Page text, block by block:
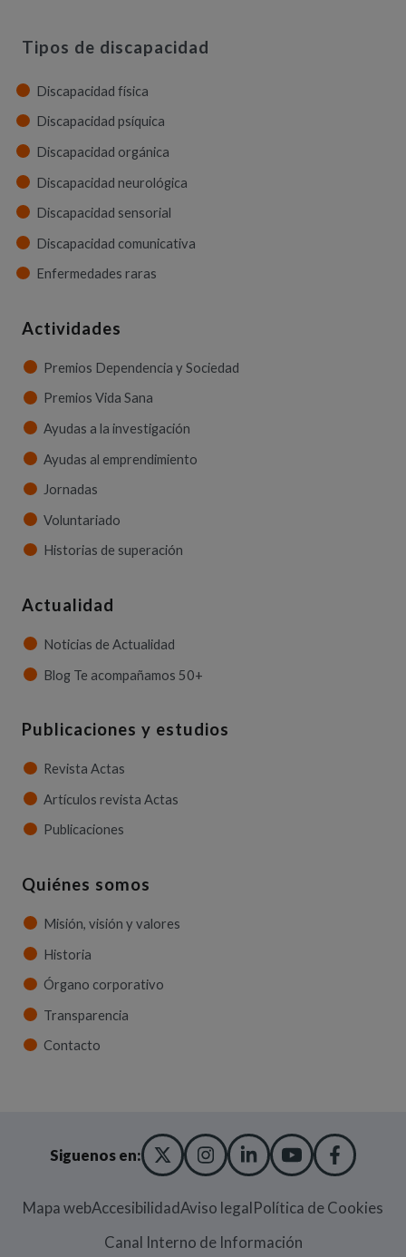
Tipos de discapacidad
Discapacidad física
Discapacidad psíquica
Discapacidad orgánica
Discapacidad neurológica
Discapacidad sensorial
Discapacidad comunicativa
Enfermedades raras
Actividades
Premios Dependencia y Sociedad
Premios Vida Sana
Ayudas a la investigación
Ayudas al emprendimiento
Jornadas
Voluntariado
Historias de superación
Actualidad
Noticias de Actualidad
Blog Te acompañamos 50+
Publicaciones y estudios
Revista Actas
Artículos revista Actas
Publicaciones
Quiénes somos
Misión, visión y valores
Historia
Órgano corporativo
Transparencia
Contacto
Siguenos en: X TWITTER
(ABRE EN NUEVA
INSTAGRAM
(ABRE EN NUEVA
LINKEDIN
(ABRE EN
YOUTUBE
(ABRE EN
Mapa webAccesibilidadAviso legalPolítica de Cookies
Canal Interno de Información(Abre en